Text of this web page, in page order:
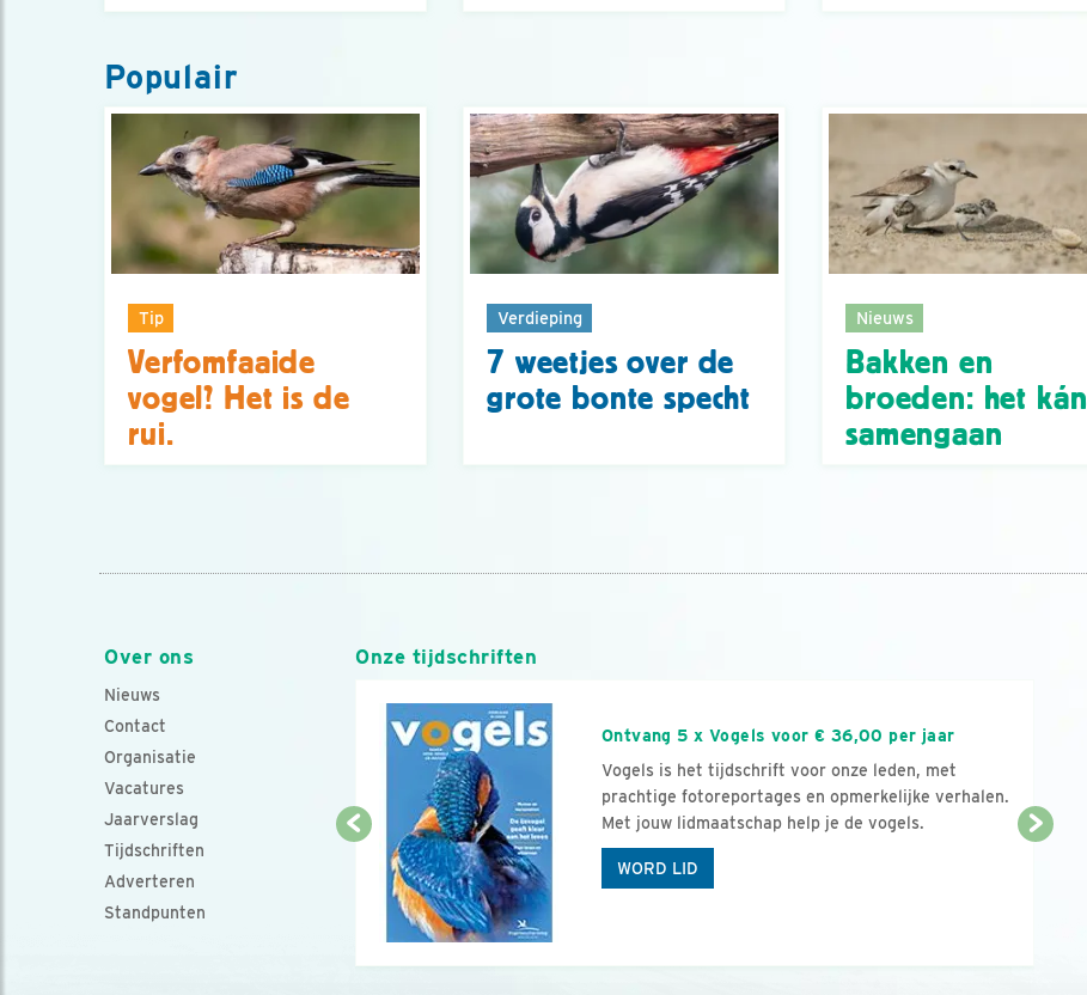
Populair
Tip
Verfomfaaide
vogel? Het is de
rui.
Verdieping
7 weetjes over de
grote bonte specht
Nieuws
Bakken en
broeden: het kán
samengaan
Over ons
Nieuws
Contact
Organisatie
Vacatures
Jaarverslag
Tijdschriften
Adverteren
Standpunten
Onze tijdschriften
Ontvang 5 x Vogels voor € 36,00 per jaar
Vogels is het tijdschrift voor onze leden, met
prachtige fotoreportages en opmerkelijke verhalen.
Met jouw lidmaatschap help je de vogels.
WORD LID